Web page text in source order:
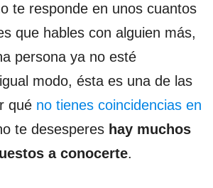
te responde en unos cuantos
que hables con alguien más,
persona ya no esté
modo, ésta es una de las
qué no tienes coincidencias en
te desesperes hay muchos
a conocerte.